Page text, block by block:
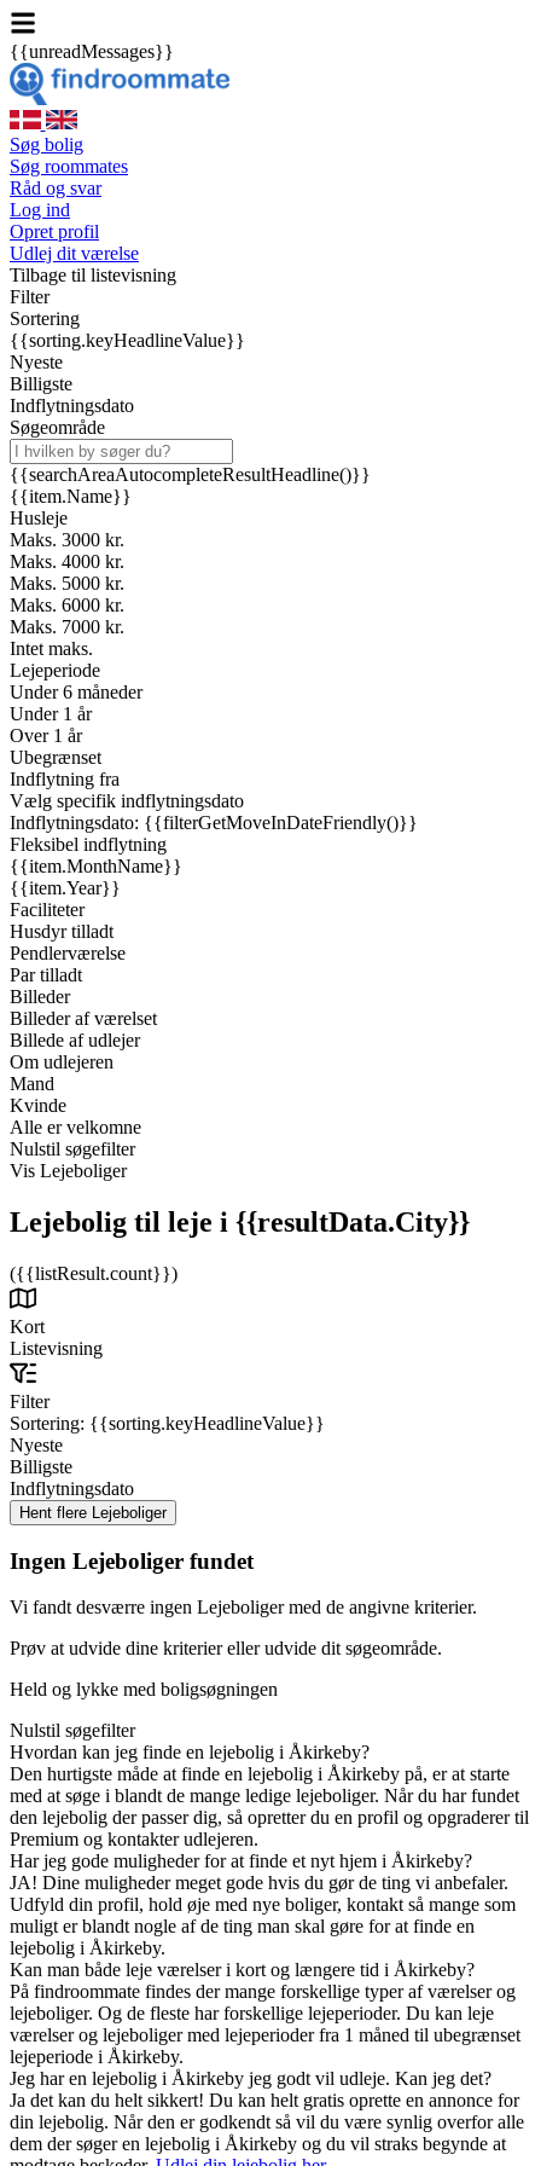
{{unreadMessages}}
Søg bolig
Søg roommates
Råd og svar
Log ind
Opret profil
Udlej dit værelse
Tilbage til listevisning
Filter
Sortering
{{sorting.keyHeadlineValue}}
Nyeste
Billigste
Indflytningsdato
Søgeområde
{{searchAreaAutocompleteResultHeadline()}}
{{item.Name}}
Husleje
Maks. 3000 kr.
Maks. 4000 kr.
Maks. 5000 kr.
Maks. 6000 kr.
Maks. 7000 kr.
Intet maks.
Lejeperiode
Under 6 måneder
Under 1 år
Over 1 år
Ubegrænset
Indflytning fra
Vælg specifik indflytningsdato
Indflytningsdato: {{filterGetMoveInDateFriendly()}}
Fleksibel indflytning
{{item.MonthName}}
{{item.Year}}
Faciliteter
Husdyr tilladt
Pendlerværelse
Par tilladt
Billeder
Billeder af værelset
Billede af udlejer
Om udlejeren
Mand
Kvinde
Alle er velkomne
Nulstil søgefilter
Vis Lejeboliger
Lejebolig til leje i {{resultData.City}}
({{listResult.count}})
Kort
Listevisning
Filter
Sortering: {{sorting.keyHeadlineValue}}
Nyeste
Billigste
Indflytningsdato
Ingen Lejeboliger fundet
Vi fandt desværre ingen Lejeboliger med de angivne kriterier.
Prøv at udvide dine kriterier eller udvide dit søgeområde.
Held og lykke med boligsøgningen
Nulstil søgefilter
Hvordan kan jeg finde en lejebolig i Åkirkeby?
Den hurtigste måde at finde en lejebolig i Åkirkeby på, er at starte
med at søge i blandt de mange ledige lejeboliger. Når du har fundet
den lejebolig der passer dig, så opretter du en profil og opgraderer til
Premium og kontakter udlejeren.
Har jeg gode muligheder for at finde et nyt hjem i Åkirkeby?
JA! Dine muligheder meget gode hvis du gør de ting vi anbefaler.
Udfyld din profil, hold øje med nye boliger, kontakt så mange som
muligt er blandt nogle af de ting man skal gøre for at finde en
lejebolig i Åkirkeby.
Kan man både leje værelser i kort og længere tid i Åkirkeby?
På findroommate findes der mange forskellige typer af værelser og
lejeboliger. Og de fleste har forskellige lejeperioder. Du kan leje
værelser og lejeboliger med lejeperioder fra 1 måned til ubegrænset
lejeperiode i Åkirkeby.
Jeg har en lejebolig i Åkirkeby jeg godt vil udleje. Kan jeg det?
Ja det kan du helt sikkert! Du kan helt gratis oprette en annonce for
din lejebolig. Når den er godkendt så vil du være synlig overfor alle
dem der søger en lejebolig i Åkirkeby og du vil straks begynde at